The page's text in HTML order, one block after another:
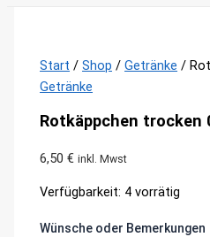
Start /Shop /Getränke /
Getränke
Rotkäppchen trocken
6,50€ inkl. Mwst
Verfügbarkeit: 4 vorrätig
Wünsche oder Bemerkungen